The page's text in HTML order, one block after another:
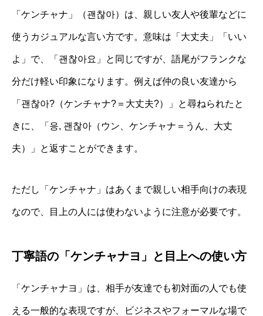
「ケンチャナ」（괜찮아）は、親しい友人や後輩などに
使うカジュアルな言い方です。意味は「大丈夫」「いい
よ」で、「괜찮아요」と同じですが、語尾がフランクな
分だけ軽い印象になります。例えば仲の良い友達から
「괜찮아?（ケンチャナ?＝大丈夫?）」と尋ねられたと
きに、「응, 괜찮아（ウン、ケンチャナ＝うん、大丈
夫）」と返すことができます。
ただし「ケンチャナ」はあくまで親しい相手向けの表現
なので、目上の人には使わないように注意が必要です。
丁寧語の「ケンチャナヨ」と目上への使い方
「ケンチャナヨ」は、相手が友達でも初対面の人でも使
える一般的な表現ですが、ビジネスやフォーマルな場で